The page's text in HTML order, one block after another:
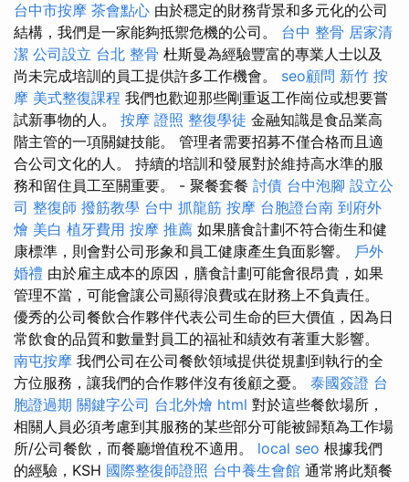
台中市按摩 茶會點心 由於穩定的財務背景和多元化的公司
結構，我們是一家能夠抵禦危機的公司。 台中 整骨 居家清
潔 公司設立 台北 整骨 杜斯曼為經驗豐富的專業人士以及
尚未完成培訓的員工提供許多工作機會。 seo顧問 新竹 按
摩 美式整復課程 我們也歡迎那些剛重返工作崗位或想要嘗
試新事物的人。 按摩 證照 整復學徒 金融知識是食品業高
階主管的一項關鍵技能。 管理者需要招募不僅合格而且適
合公司文化的人。 持續的培訓和發展對於維持高水準的服
務和留住員工至關重要。 - 聚餐套餐 討債 台中泡腳 設立公
司 整復師 撥筋教學 台中 抓龍筋 按摩 台胞證台南 到府外
燴 美白 植牙費用 按摩 推薦 如果膳食計劃不符合衛生和健
康標準，則會對公司形象和員工健康產生負面影響。 戶外
婚禮 由於雇主成本的原因，膳食計劃可能會很昂貴，如果
管理不當，可能會讓公司顯得浪費或在財務上不負責任。
優秀的公司餐飲合作夥伴代表公司生命的巨大價值，因為日
常飲食的品質和數量對員工的福祉和績效有著重大影響。
南屯按摩 我們公司在公司餐飲領域提供從規劃到執行的全
方位服務，讓我們的合作夥伴沒有後顧之憂。 泰國簽證 台
胞證過期 關鍵字公司 台北外燴 html 對於這些餐飲場所，
相關人員必須考慮到其服務的某些部分可能被歸類為工作場
所/公司餐飲，而餐廳增值稅不適用。 local seo 根據我們
的經驗，KSH 國際整復師證照 台中養生會館 通常將此類餐